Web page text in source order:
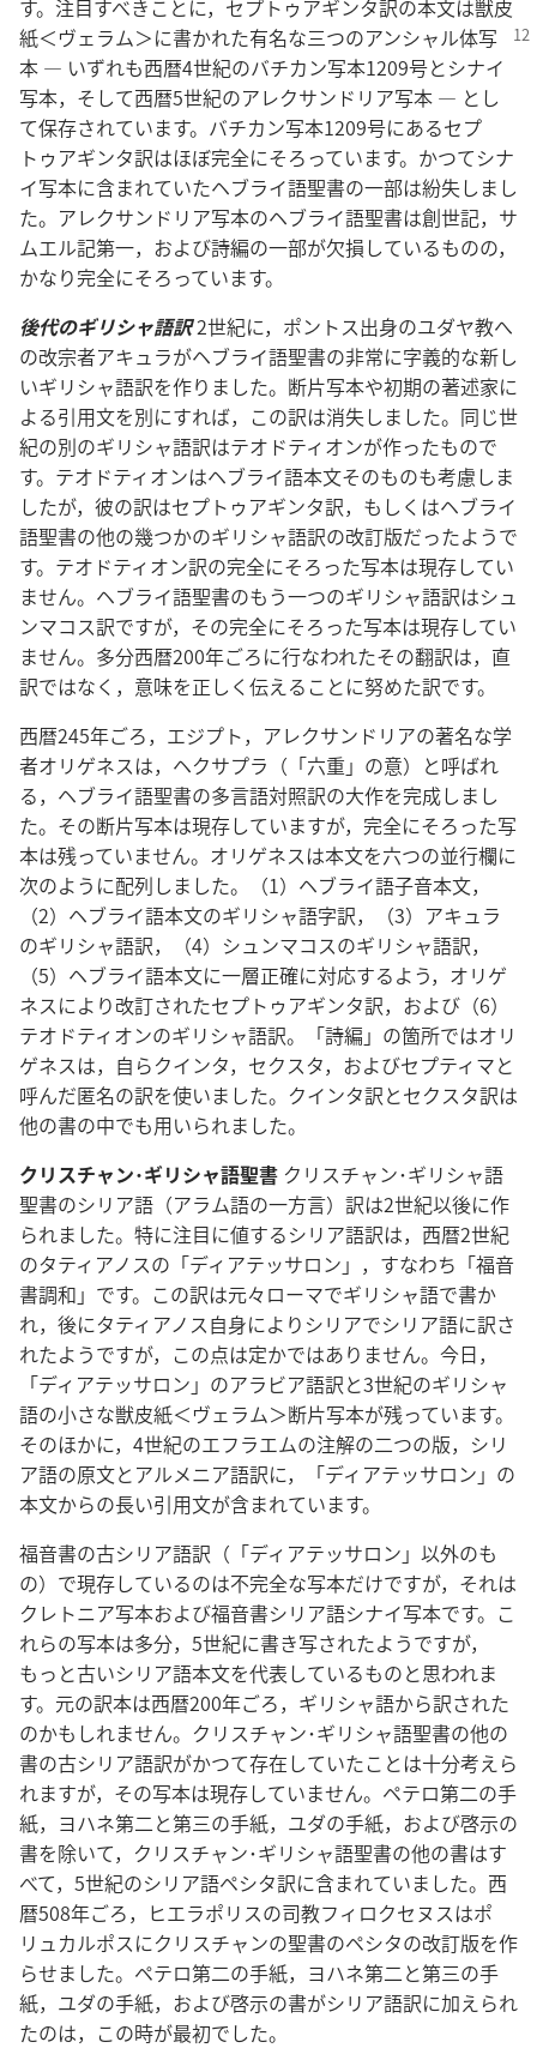
す。注目すべきことに，セプトゥアギンタ訳の本文は獣皮
紙＜ヴェラム＞に書かれた有名な三つのアンシャル体写
本 ― いずれも西暦4世紀のバチカン写本1209号とシナイ
写本，そして西暦5世紀のアレクサンドリア写本 ― とし
て保存されています。バチカン写本1209号にあるセプ
トゥアギンタ訳はほぼ完全にそろっています。かつてシナ
イ写本に含まれていたヘブライ語聖書の一部は紛失しまし
た。アレクサンドリア写本のヘブライ語聖書は創世記，サ
ムエル記第一，および詩編の一部が欠損しているものの，
かなり完全にそろっています。
後代のギリシャ語訳2世紀に，ポントス出身のユダヤ教へ
の改宗者アキュラがヘブライ語聖書の非常に字義的な新し
いギリシャ語訳を作りました。断片写本や初期の著述家に
よる引用文を別にすれば，この訳は消失しました。同じ世
紀の別のギリシャ語訳はテオドティオンが作ったもので
す。テオドティオンはヘブライ語本文そのものも考慮しま
したが，彼の訳はセプトゥアギンタ訳，もしくはヘブライ
語聖書の他の幾つかのギリシャ語訳の改訂版だったようで
す。テオドティオン訳の完全にそろった写本は現存してい
ません。ヘブライ語聖書のもう一つのギリシャ語訳はシュ
ンマコス訳ですが，その完全にそろった写本は現存してい
ません。多分西暦200年ごろに行なわれたその翻訳は，直
訳ではなく，意味を正しく伝えることに努めた訳です。
西暦245年ごろ，エジプト，アレクサンドリアの著名な学
者オリゲネスは，ヘクサプラ（「六重」の意）と呼ばれ
る，ヘブライ語聖書の多言語対照訳の大作を完成しまし
た。その断片写本は現存していますが，完全にそろった写
本は残っていません。オリゲネスは本文を六つの並行欄に
次のように配列しました。（1）ヘブライ語子音本文，
（2）ヘブライ語本文のギリシャ語字訳，（3）アキュラ
のギリシャ語訳，（4）シュンマコスのギリシャ語訳，
（5）ヘブライ語本文に一層正確に対応するよう，オリゲ
ネスにより改訂されたセプトゥアギンタ訳，および（6）
テオドティオンのギリシャ語訳。「詩編」の箇所ではオリ
ゲネスは，自らクインタ，セクスタ，およびセプティマと
呼んだ匿名の訳を使いました。クインタ訳とセクスタ訳は
他の書の中でも用いられました。
クリスチャン･ギリシャ語聖書 クリスチャン･ギリシャ語
聖書のシリア語（アラム語の一方言）訳は2世紀以後に作
られました。特に注目に値するシリア語訳は，西暦2世紀
のタティアノスの「ディアテッサロン」，すなわち「福音
書調和」です。この訳は元々ローマでギリシャ語で書か
れ，後にタティアノス自身によりシリアでシリア語に訳さ
れたようですが，この点は定かではありません。今日，
「ディアテッサロン」のアラビア語訳と3世紀のギリシャ
語の小さな獣皮紙＜ヴェラム＞断片写本が残っています。
そのほかに，4世紀のエフラエムの注解の二つの版，シリ
ア語の原文とアルメニア語訳に，「ディアテッサロン」の
本文からの長い引用文が含まれています。
福音書の古シリア語訳（「ディアテッサロン」以外のも
の）で現存しているのは不完全な写本だけですが，それは
クレトニア写本および福音書シリア語シナイ写本です。こ
れらの写本は多分，5世紀に書き写されたようですが，
もっと古いシリア語本文を代表しているものと思われま
す。元の訳本は西暦200年ごろ，ギリシャ語から訳された
のかもしれません。クリスチャン･ギリシャ語聖書の他の
書の古シリア語訳がかつて存在していたことは十分考えら
れますが，その写本は現存していません。ペテロ第二の手
紙，ヨハネ第二と第三の手紙，ユダの手紙，および啓示の
書を除いて，クリスチャン･ギリシャ語聖書の他の書はす
べて，5世紀のシリア語ペシタ訳に含まれていました。西
暦508年ごろ，ヒエラポリスの司教フィロクセヌスはポ
リュカルポスにクリスチャンの聖書のペシタの改訂版を作
らせました。ペテロ第二の手紙，ヨハネ第二と第三の手
紙，ユダの手紙，および啓示の書がシリア語訳に加えられ
たのは，この時が最初でした。